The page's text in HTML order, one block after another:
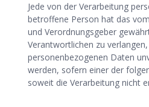
Jede von der Verarbeitung
betroffene Person hat das
und Verordnungsgeber
Verantwortlichen zu
personenbezogenen Daten
werden, sofern einer der
soweit die Verarbeitung nicht